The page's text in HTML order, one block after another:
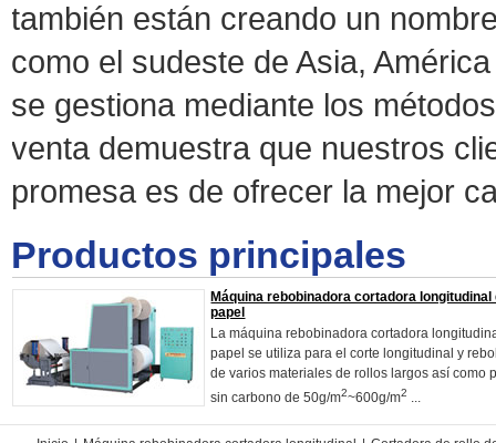
también están creando un
como el sudeste de Asia,
se gestiona mediante los
venta demuestra que nuestros
promesa es de ofrecer la mejor
Productos principales
Máquina rebobinadora cortadora longitudinal
papel
La máquina rebobinadora cortadora
papel se utiliza para el corte longitudinal y
de varios materiales de rollos largos así como
sin carbono de 50g/m2~600g/m2 ...